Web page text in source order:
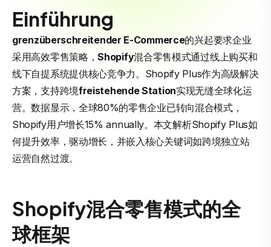
Einführung
grenzüberschreitender E-Commerce的兴起要求企业
采用高效零售策略，Shopify混合零售模式通过线上购买和
线下自提系统提供核心竞争力。Shopify Plus作为高级解决
方案，支持跨境freistehende Station实现无缝全球化运
营。数据显示，全球80%的零售企业已转向混合模式，
Shopify用户增长15% annually。本文解析Shopify Plus如
何提升效率，驱动增长，并嵌入核心关键词如跨境独立站
运营自然过渡。
Shopify混合零售模式的全
球框架